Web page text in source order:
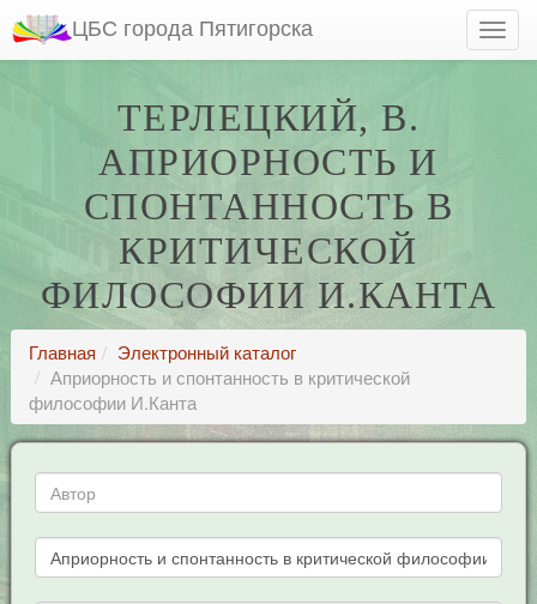
ЦБС города Пятигорска
ТЕРЛЕЦКИЙ, В.
АПРИОРНОСТЬ И
СПОНТАННОСТЬ В
КРИТИЧЕСКОЙ
ФИЛОСОФИИ И.КАНТА
Главная
Электронный каталог
Априорность и спонтанность в критической
философии И.Канта